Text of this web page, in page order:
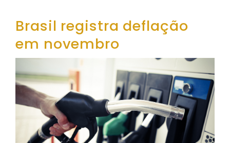
Brasil registra deflação
em novembro